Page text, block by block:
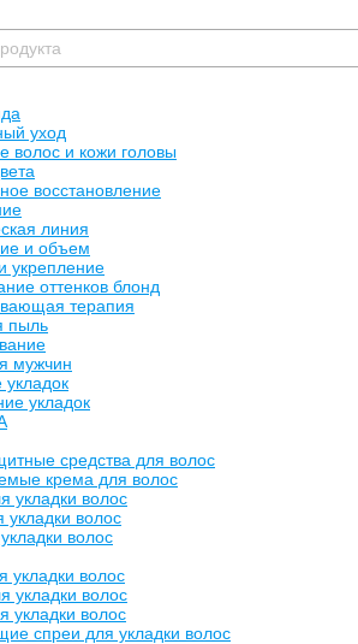
уход
волос и кожи головы
восстановление
линия
и объем
укрепление
оттенков блонд
терапия
пыль
мужчин
укладок
средства для волос
крема для волос
укладки волос
укладки волос
волос
укладки волос
укладки волос
укладки волос
спреи для укладки волос